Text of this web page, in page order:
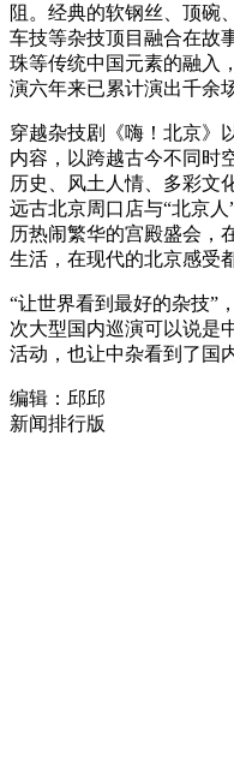
阻。经典的软钢丝、顶碗
车技等杂技顶目融合在故
珠等传统中国元素的融入
演六年来已累计演出千余
穿越杂技剧《嗨！北京》
内容，以跨越古今不同时
历史、风土人情、多彩文
远古北京周口店与“北京
历热闹繁华的宫殿盛会，
生活，在现代的北京感受
“让世界看到最好的杂技”
次大型国内巡演可以说是
活动，也让中杂看到了国
编辑：邱邱
新闻排行版